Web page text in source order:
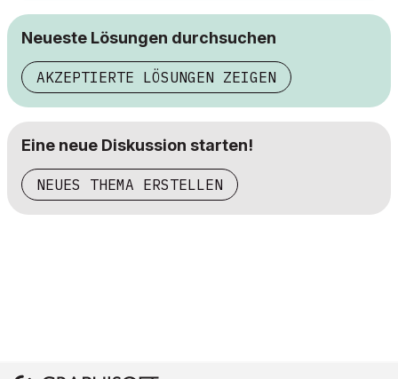
Neueste Lösungen durchsuchen
AKZEPTIERTE LÖSUNGEN ZEIGEN
Eine neue Diskussion starten!
NEUES THEMA ERSTELLEN